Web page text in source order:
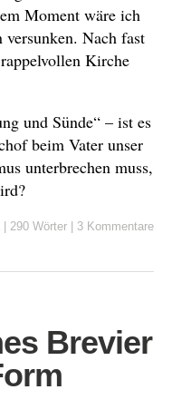
Moment wäre ich
Nach fast
Kirche
und Sünde“ – ist es
beim Vater unser
unterbrechen muss,
290 Wörter 3 Kommentare
Brevier